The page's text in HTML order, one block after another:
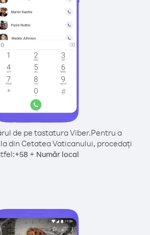
de pe tastatura Viber.Pentru a
din Cetatea Vaticanului, procedați
+58 + Număr local